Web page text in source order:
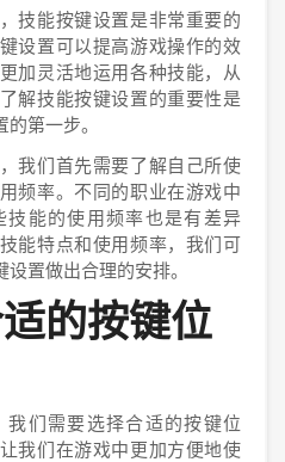
技能按键设置是非常重要的
设置可以提高游戏操作的效
加灵活地运用各种技能，从
解技能按键设置的重要性是
第一步。
我们首先需要了解自己所使
频率。不同的职业在游戏中
能的使用频率也是有差异
能特点和使用频率，我们可
置做出合理的安排。
的按键位
们需要选择合适的按键位
我们在游戏中更加方便地使